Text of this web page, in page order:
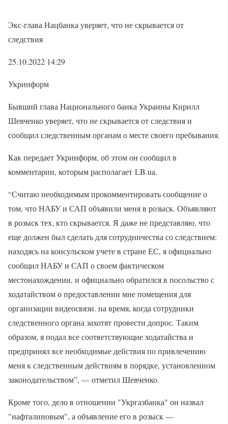
Экс-глава Нацбанка уверяет, что не скрывается от
следствия
25.10.2022 14:29
Укринформ
Бывший глава Национального банка Украины Кирилл
Шевченко уверяет, что не скрывается от следствия и
сообщил следственным органам о месте своего пребывания.
Как передает Укринформ, об этом он сообщил в
комментарии, которым располагает LB.ua.
“Считаю необходимым прокомментировать сообщение о
том, что НАБУ и САП объявили меня в розыск. Объявляют
в розыск тех, кто скрывается. Я даже не представляю, что
еще должен был сделать для сотрудничества со следствием:
находясь на консульском учете в стране ЕС, я официально
сообщил НАБУ и САП о своем фактическом
местонахождении, и официально обратился в посольство с
ходатайством о предоставлении мне помещения для
организации видеосвязи. на время, когда сотрудники
следственного органа захотят провести допрос. Таким
образом, я подал все соответствующие ходатайства и
предпринял все необходимые действия по привлечению
меня к следственным действиям в порядке, установленном
законодательством”, — отметил Шевченко.
Кроме того, дело в отношении "Укргазбанка" он назвал
"нафталиновым", а объявление его в розыск —